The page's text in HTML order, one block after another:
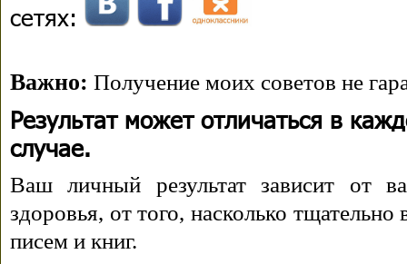
сетях:
Важно: Получение моих советов не
Результат может отличаться в
случае.
Ваш личный результат зависит от
здоровья, от того, насколько
писем и книг.